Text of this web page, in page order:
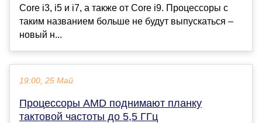
Core i3, i5 и i7, а также от Core i9. Процессоры с
таким названием больше не будут выпускаться –
новый н...
19:00, 25 Май
Процессоры AMD поднимают планку
тактовой частоты до 5,5 ГГц